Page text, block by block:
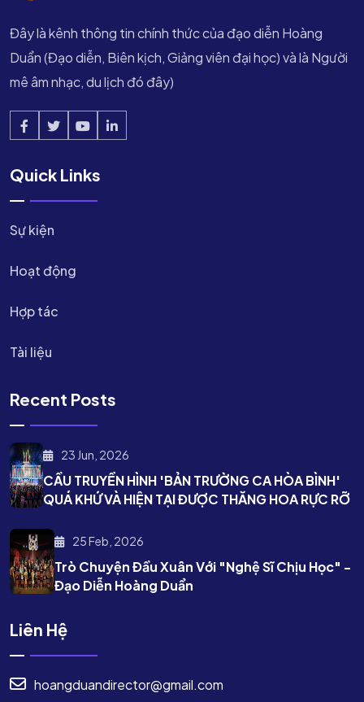
Đây là kênh thông tin chính thức của đạo diễn Hoàng
Duẩn (Đạo diễn, Biên kịch, Giảng viên đại học) và là Người
mê âm nhạc, du lịch đó đây)
Quick Links
Sự kiện
Hoạt động
Hợp tác
Tài liệu
Recent Posts
23 Jun, 2026
CẦU TRUYỀN HÌNH 'BẢN TRƯỜNG CA HÒA BÌNH'
QUÁ KHỨ VÀ HIỆN TẠI ĐƯỢC THĂNG HOA RỰC RỠ
25 Feb, 2026
Trò Chuyện Đầu Xuân Với "nghệ Sĩ Chịu Học" -
Đạo Diễn Hoàng Duẩn
Liên Hệ
hoangduandirector@gmail.com